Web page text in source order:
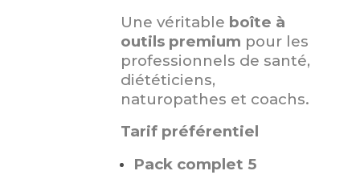
Une véritable boîte à
outils premium pour les
professionnels de santé,
diététiciens,
naturopathes et coachs.
Tarif préférentiel
Pack complet 5